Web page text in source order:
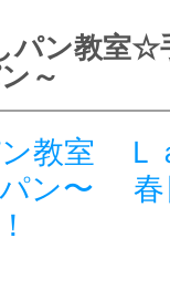
ドスク
載のお問
トマッ
パン教室☆
～
教室 Ｌ
ン〜 春